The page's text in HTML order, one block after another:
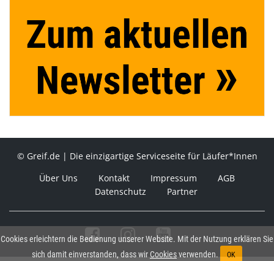
© Greif.de | Die einzigartige Serviceseite für Läufer*Innen
Über Uns
Kontakt Impressum
AGB
Datenschutz
Partner
Cookies erleichtern die Bedienung unserer Website. Mit der Nutzung erklären Sie
sich damit einverstanden, dass wir Cookiesverwenden. OK